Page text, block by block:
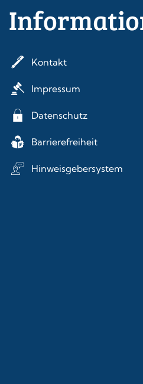
Kontakt
Impressum
Datenschutz
Barrierefreiheit
Hinweisgebersystem